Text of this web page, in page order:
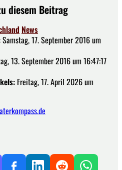
diesem Beitrag
News
Samstag, 17. September 2016 um
13. September 2016 um 16:47:17
Freitag, 17. April 2026 um